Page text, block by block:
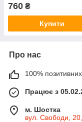
760 ₴
Купити
Про нас
100% позитивних
Працює з
м. Шостка
вул. Свободи,